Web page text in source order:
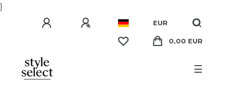
}
EUR
0,00 EUR
☰